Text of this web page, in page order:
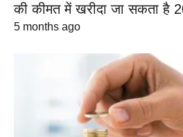
की कीमत में खरीदा जा सकता है
5 months ago